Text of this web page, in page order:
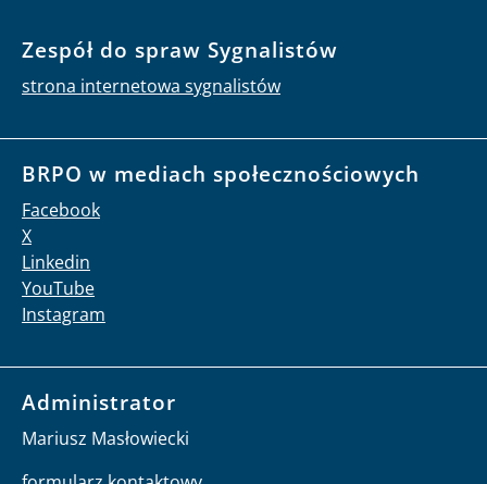
Zespół do spraw Sygnalistów
strona internetowa sygnalistów
BRPO w mediach społecznościowych
Facebook
X
Linkedin
YouTube
Instagram
Administrator
Mariusz Masłowiecki